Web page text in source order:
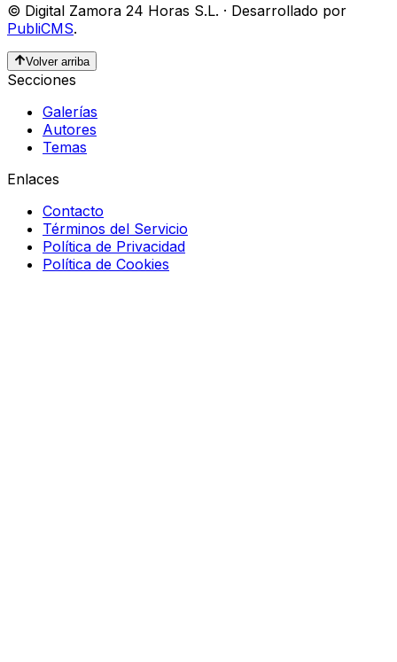
© Digital Zamora 24 Horas S.L. · Desarrollado por
PubliCMS.
Volver arriba
Secciones
Galerías
Autores
Temas
Enlaces
Contacto
Términos del Servicio
Política de Privacidad
Política de Cookies